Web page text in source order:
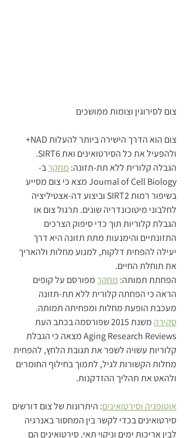
צום לסירוגין וצומות ממושכים
צום הוא הדרך הישירה ביותר להעלות NAD+
ולהפעיל את כל הסירטואינים ואת SIRT6.
הגבלה קלורית ללא תת-תזונה: מחקר ב-
Journal of Cell Biology מצא כי צום מסייע
בשיפור רמות SIRT2 וביצוע דה-אצטיליציה
לחלבוני מיטוכונדריה שונים. תרגול צום או
הגבלת קלוריות תוך כדי סיפוק הצרכים
התזונתיים והימנעות מתת תזונה היא דרך
יעילה להפחית דלקות, למנוע מחלות ולהאריך
את תוחלת החיים.
הפחתת תמותה: מחקר מפורסם על קופים
הראה כי הפחתה קלורית ללא תת-תזונה
מעכבת הופעת מחלות ומפחיתה תמותה.
סקירה
משנת 2015 שפורסמה בכתב העת
Aging Research Reviews מצאה כי הגבלת
קלוריות עשויה לשפר את תגובת הלחץ, להפחית
מחלות הקשורות לגיל, לתמוך בחילוף החומרים
ולהאט את תהליך ההזדקנות.
אוטופגיה וסירטואינים: היתרונות של צום דורשים
סירטואינים בכדי לקשר בין המחסור באנרגיה
לבין אריכות ימים וניקוי תאי. סירטואינים הם